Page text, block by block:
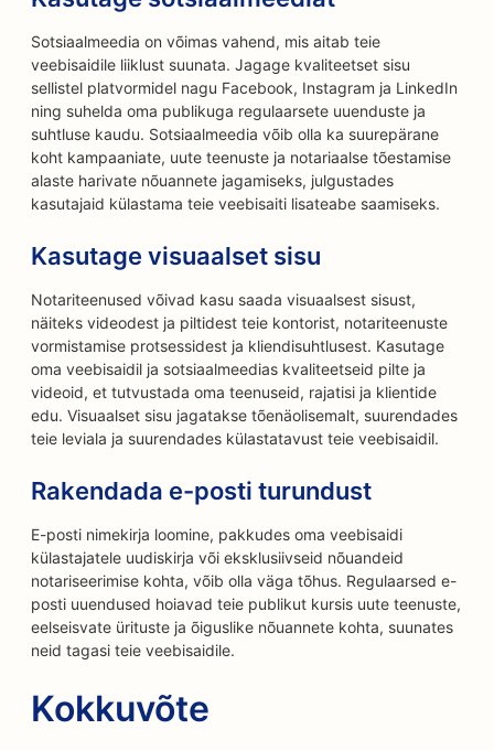
Sotsiaalmeedia on võimas vahend, mis aitab teie
veebisaidile liiklust suunata. Jagage kvaliteetset sisu
sellistel platvormidel nagu Facebook, Instagram ja LinkedIn
ning suhelda oma publikuga regulaarsete uuenduste ja
suhtluse kaudu. Sotsiaalmeedia võib olla ka suurepärane
koht kampaaniate, uute teenuste ja notariaalse tõestamise
alaste harivate nõuannete jagamiseks, julgustades
kasutajaid külastama teie veebisaiti lisateabe saamiseks.
Kasutage visuaalset sisu
Notariteenused võivad kasu saada visuaalsest sisust,
näiteks videodest ja piltidest teie kontorist, notariteenuste
vormistamise protsessidest ja kliendisuhtlusest. Kasutage
oma veebisaidil ja sotsiaalmeedias kvaliteetseid pilte ja
videoid, et tutvustada oma teenuseid, rajatisi ja klientide
edu. Visuaalset sisu jagatakse tõenäolisemalt, suurendades
teie leviala ja suurendades külastatavust teie veebisaidil.
Rakendada e-posti turundust
E-posti nimekirja loomine, pakkudes oma veebisaidi
külastajatele uudiskirja või eksklusiivseid nõuandeid
notariseerimise kohta, võib olla väga tõhus. Regulaarsed e-
posti uuendused hoiavad teie publikut kursis uute teenuste,
eelseisvate ürituste ja õiguslike nõuannete kohta, suunates
neid tagasi teie veebisaidile.
Kokkuvõte